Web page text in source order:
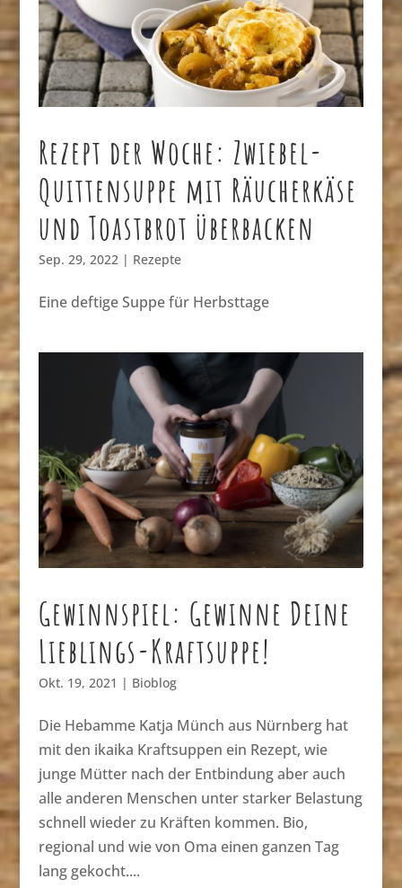
Rezept der Woche: Zwiebel-
Quittensuppe mit Räucherkäse
und Toastbrot überbacken
Sep. 29, 2022 | Rezepte
Eine deftige Suppe für Herbsttage
Gewinnspiel: Gewinne Deine
Lieblings-Kraftsuppe!
Okt. 19, 2021 | Bioblog
Die Hebamme Katja Münch aus Nürnberg hat
mit den ikaika Kraftsuppen ein Rezept, wie
junge Mütter nach der Entbindung aber auch
alle anderen Menschen unter starker Belastung
schnell wieder zu Kräften kommen. Bio,
regional und wie von Oma einen ganzen Tag
lang gekocht....